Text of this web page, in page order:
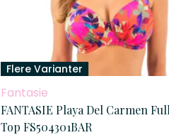
Flere Varianter
Fantasie
FANTASIE Playa Del Carmen
Top FS504301BAR